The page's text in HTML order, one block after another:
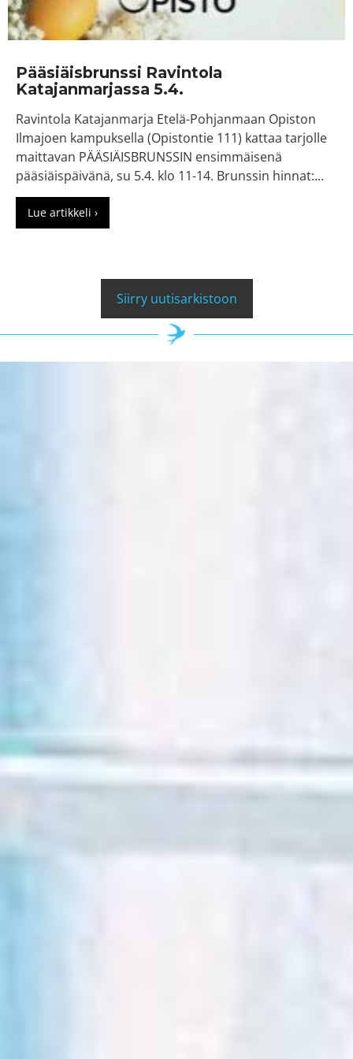
Pääsiäisbrunssi Ravintola
Katajanmarjassa 5.4.
Ravintola Katajanmarja Etelä-Pohjanmaan Opiston
Ilmajoen kampuksella (Opistontie 111) kattaa tarjolle
maittavan PÄÄSIÄISBRUNSSIN ensimmäisenä
pääsiäispäivänä, su 5.4. klo 11-14. Brunssin hinnat:...
Lue artikkeli ›
Siirry uutisarkistoon